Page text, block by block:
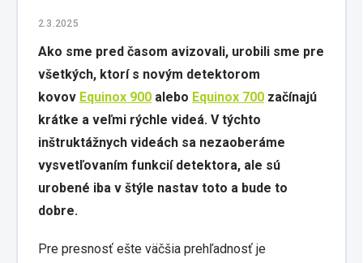
2.3.2025
Ako sme pred časom avizovali, urobili sme pre
všetkých, ktorí s novým detektorom
kovov Equinox 900 alebo Equinox 700 začínajú
krátke a veľmi rýchle videá. V týchto
inštruktážnych videách sa nezaoberáme
vysvetľovaním funkcií detektora, ale sú
urobené iba v štýle nastav toto a bude to
dobre.
Pre presnosť ešte väčšia prehľadnosť je